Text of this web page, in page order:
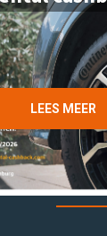
LEES MEER